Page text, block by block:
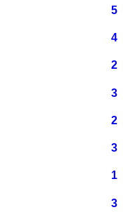
5
4
2
3
2
3
1
3